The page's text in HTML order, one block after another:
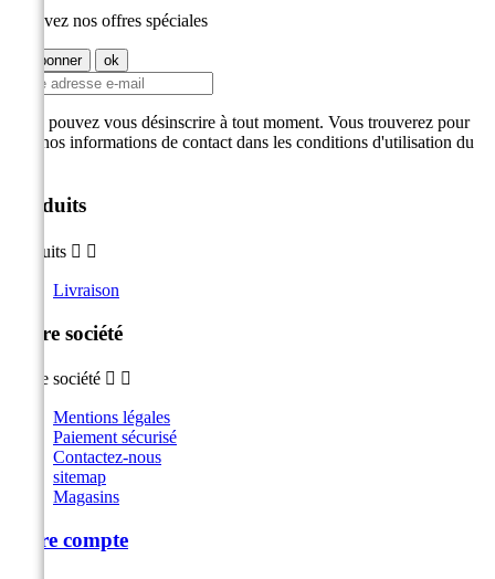
Recevez nos offres spéciales
Vous pouvez vous désinscrire à tout moment. Vous trouverez pour
cela nos informations de contact dans les conditions d'utilisation du
Produits
Produits  
Livraison
Notre société
Notre société  
Mentions légales
Paiement sécurisé
Contactez-nous
sitemap
Magasins
Votre compte